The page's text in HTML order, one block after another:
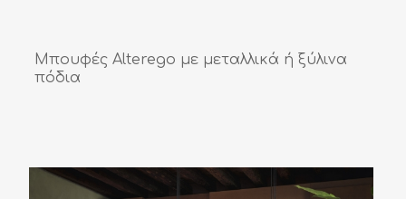
Μπουφές Alterego με μεταλλικά ή ξύλινα
πόδια